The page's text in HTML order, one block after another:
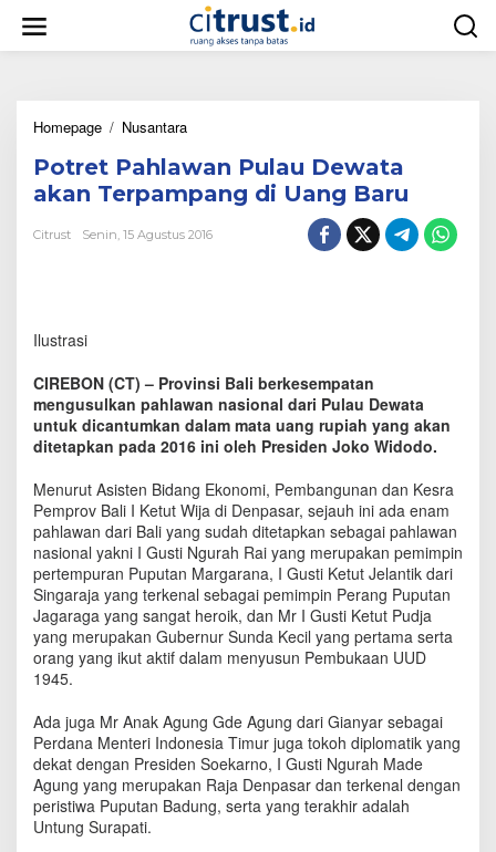
w
Homepage / Nusantara
t
r
e
t
P
n
P
u
l
u
D
e
w
a
a
a
k
a
e
r
p
a
m
Potret Pahlawan Pulau Dewata
akan Terpampang di Uang Baru
Citrust Senin, 15 Agustus 2016
Ilustrasi
CIREBON (CT) – Provinsi Bali berkesempatan
mengusulkan pahlawan nasional dari Pulau Dewata
untuk dicantumkan dalam mata uang rupiah yang akan
ditetapkan pada 2016 ini oleh Presiden Joko Widodo.
Menurut Asisten Bidang Ekonomi, Pembangunan dan Kesra
Pemprov Bali I Ketut Wija di Denpasar, sejauh ini ada enam
pahlawan dari Bali yang sudah ditetapkan sebagai pahlawan
nasional yakni I Gusti Ngurah Rai yang merupakan pemimpin
pertempuran Puputan Margarana, I Gusti Ketut Jelantik dari
Singaraja yang terkenal sebagai pemimpin Perang Puputan
Jagaraga yang sangat heroik, dan Mr I Gusti Ketut Pudja
yang merupakan Gubernur Sunda Kecil yang pertama serta
orang yang ikut aktif dalam menyusun Pembukaan UUD
1945.
Ada juga Mr Anak Agung Gde Agung dari Gianyar sebagai
Perdana Menteri Indonesia Timur juga tokoh diplomatik yang
dekat dengan Presiden Soekarno, I Gusti Ngurah Made
Agung yang merupakan Raja Denpasar dan terkenal dengan
peristiwa Puputan Badung, serta yang terakhir adalah
Untung Surapati.